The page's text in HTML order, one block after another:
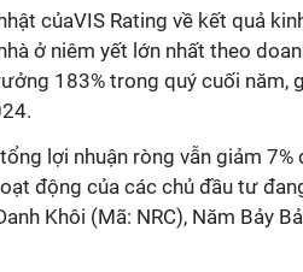
củaVIS Rating về kết quả
ở niêm yết lớn nhất theo
183% trong quý cuối năm,
lợi nhuận ròng vẫn giảm
động của các chủ đầu tư
Khôi (Mã: NRC), Năm Bảy